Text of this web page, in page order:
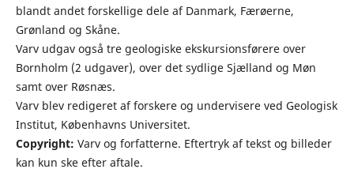
blandt andet forskellige dele af Danmark, Færøerne,
Grønland og Skåne.
Varv udgav også tre geologiske ekskursionsførere over
Bornholm (2 udgaver), over det sydlige Sjælland og Møn
samt over Røsnæs.
Varv blev redigeret af forskere og undervisere ved Geologisk
Institut, Københavns Universitet.
Copyright: Varv og forfatterne. Eftertryk af tekst og billeder
kan kun ske efter aftale.